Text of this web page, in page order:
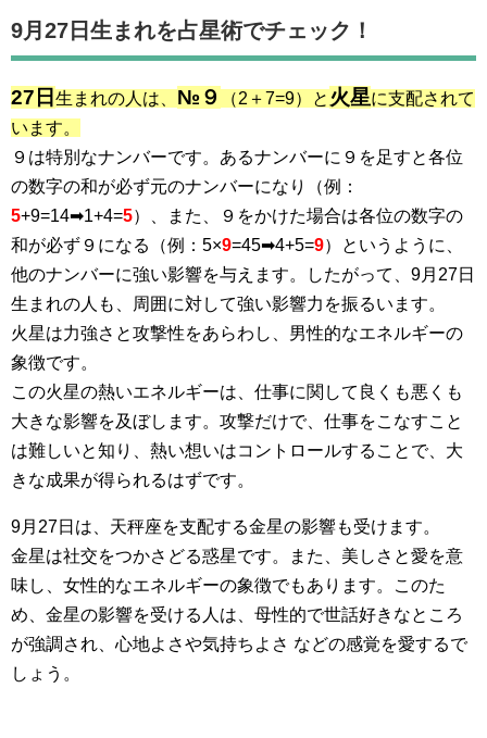
9月27日生まれを占星術でチェック！
27日 生まれの人は、 №９ （2＋7=9）と 火星に支配されて
います。
９は特別なナンバーです。あるナンバーに９を足すと各位
の数字の和が必ず元のナンバーになり（例：
5+9=14➡1+4=5）、また、９をかけた場合は各位の数字の
和が必ず９になる（例：5×9=45➡4+5=9）というように、
他のナンバーに強い影響を与えます。したがって、9月27日
生まれの人も、周囲に対して強い影響力を振るいます。
火星は力強さと攻撃性をあらわし、男性的なエネルギーの
象徴です。
この火星の熱いエネルギーは、仕事に関して良くも悪くも
大きな影響を及ぼします。攻撃だけで、仕事をこなすこと
は難しいと知り、熱い想いはコントロールすることで、大
きな成果が得られるはずです。
9月27日は、天秤座を支配する金星の影響も受けます。
金星は社交をつかさどる惑星です。また、美しさと愛を意
味し、女性的なエネルギーの象徴でもあります。このた
め、金星の影響を受ける人は、母性的で世話好きなところ
が強調され、心地よさや気持ちよさ などの感覚を愛するで
しょう。